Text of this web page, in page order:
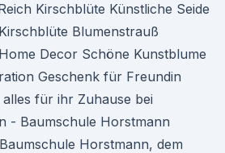
Kirschblüte Künstliche Seide
Blumenstrauß
Decor Schöne Kunstblume
Geschenk für Freundin
für ihr Zuhause bei
- Baumschule Horstmann
Horstmann, dem